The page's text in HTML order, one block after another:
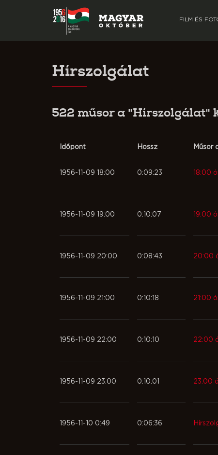
FILM ÉS
Hírszolgálat
522 műsor a "Hírszolgálat"
Időpont Hossz Műsor
1956-11-09 18:00 0:09:23 18:00
1956-11-09 19:00 0:10:07 19:00
1956-11-09 20:00 0:08:43 20:00
1956-11-09 21:00 0:10:18 21:00
1956-11-09 22:00 0:10:10 22:00
1956-11-09 23:00 0:10:01 23:00
1956-11-10 0:49 0:06:36